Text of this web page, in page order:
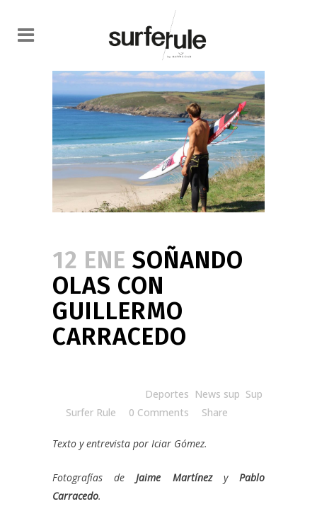
12 ENE SOÑANDO
OLAS CON
GUILLERMO
CARRACEDO
Deportes News sup Sup
Surfer Rule 0 Comments Share
Texto y entrevista por Iciar Gómez.
Fotografías deJaime MartínezyPablo
Carracedo.